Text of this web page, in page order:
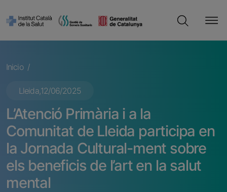
Cerca
Ruta de navegación
Inicio
Lleida,12/06/2025
L’Atenció Primària i a la
Comunitat de Lleida participa en
la Jornada Cultural-ment sobre
els beneficis de l’art en la salut
mental